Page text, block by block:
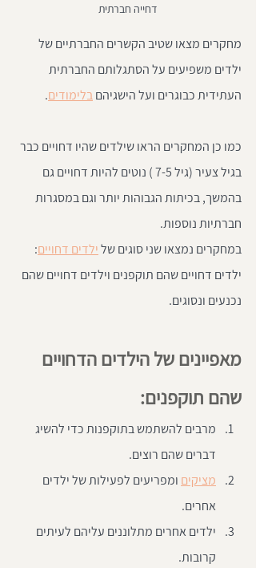
דחייה חברתית
מחקרים מצאו שטיב הקשרים החברתיים של
ילדים משפיעים על הסתגלותם החברתית
העתידית כבוגרים ועל הישגיהם בלימודים.
כמו כן המחקרים הראו שילדים שהיו דחויים כבר
בגיל צעיר (גיל 7-5 ) נוטים להיות דחויים גם
בהמשך, בכיתות הגבוהות יותר וגם במסגרות
חברתיות נוספות.
במחקרים נמצאו שני סוגים של ילדים דחויים:
ילדים דחויים שהם תוקפנים וילדים דחויים שהם
נכנעים ונסוגים.
מאפיינים של הילדים הדחויים
שהם תוקפנים:
מרבים להשתמש בתוקפנות כדי להשיג
דברים שהם רוצים.
מציקים ומפריעים לפעילות של ילדים
אחרים.
ילדים אחרים מתלוננים עליהם לעיתים
קרובות.